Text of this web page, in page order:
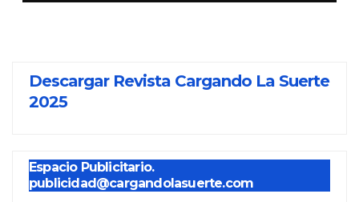
Descargar Revista Cargando La Suerte
2025
Espacio Publicitario.
publicidad@cargandolasuerte.com